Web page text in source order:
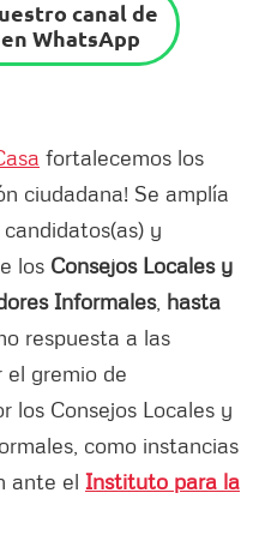
canal de
WhatsApp
fortalecemos los
ciudadana! Se amplía
y
los Consejos Locales y
Informales, hasta
respuesta a las
el gremio de
los Consejos Locales y
como instancias
ante el Instituto para la